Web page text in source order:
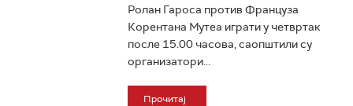
Ролан Гароса против Француза
Корентана Мутеа играти у четвртак
после 15.00 часова, саопштили су
организатори...
Прочитај